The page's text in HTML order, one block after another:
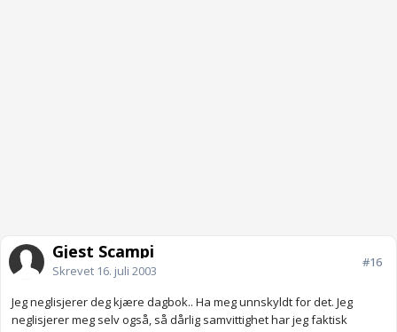
Gjest Scampi
Skrevet 16. juli 2003
#16
Jeg neglisjerer deg kjære dagbok.. Ha meg unnskyldt for det. Jeg
neglisjerer meg selv også, så dårlig samvittighet har jeg faktisk